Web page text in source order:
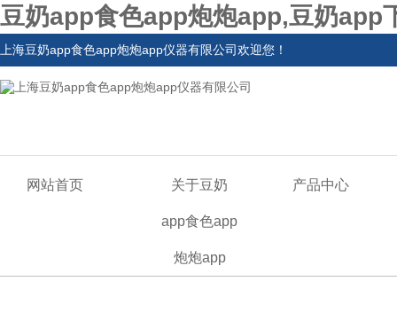
豆奶app食色app炮炮app,豆奶app
上海豆奶app食色app炮炮app仪器有限公司欢迎您！
网站首页 关于豆奶
app食色app
炮炮app
产品中心